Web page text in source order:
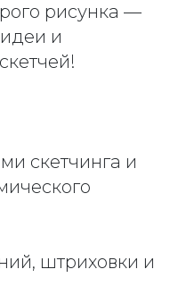
рисунка —
и
скетчинга и
штриховки и